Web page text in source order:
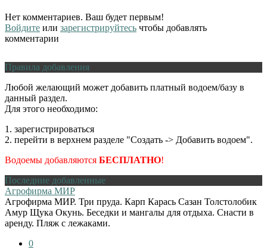
Нет комментариев. Ваш будет первым!
Войдите или зарегистрируйтесь чтобы добавлять
комментарии
Правила добавления
Любой желающий может добавить платный водоем/базу в
данный раздел.
Для этого необходимо:
1. зарегистрироваться
2. перейти в верхнем разделе "Создать -> Добавить водоем".
Водоемы добавляются БЕСПЛАТНО!
Последние добавленные
Агрофирма МИР
Агрофирма МИР. Три пруда. Карп Карась Сазан Толстолобик
Амур Щука Окунь. Беседки и мангалы для отдыха. Снасти в
аренду. Пляж с лежаками.
0